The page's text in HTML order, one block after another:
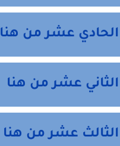
عشر من هنا
عشر من هنا
عشر من هنا